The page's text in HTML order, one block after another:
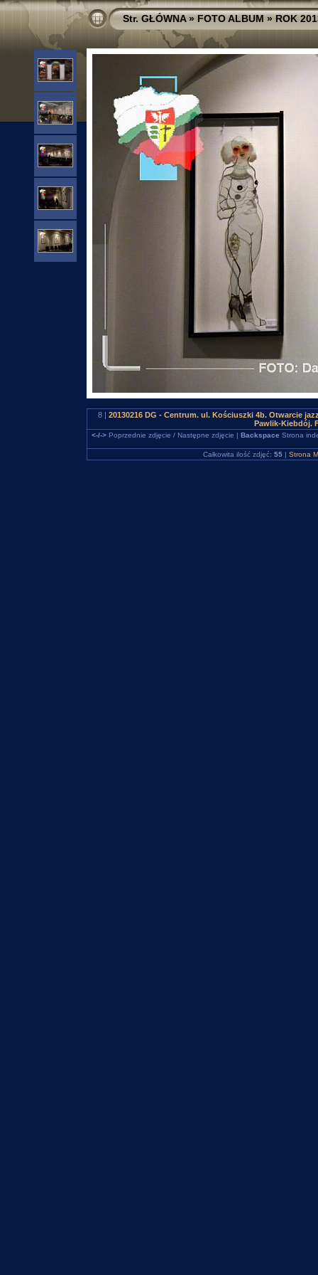
Str. GŁÓWNA»FOTO ALBUM»ROK
8 | 20130216 DG - Centrum. ul. Kościuszki 4b. Otwarcie
Pawlik-Kiebdój.
<-/->Poprzednie zdjęcie / Następne zdjęcie | Backspace Strona
Całkowita ilość zdjęć: 55 | Strona